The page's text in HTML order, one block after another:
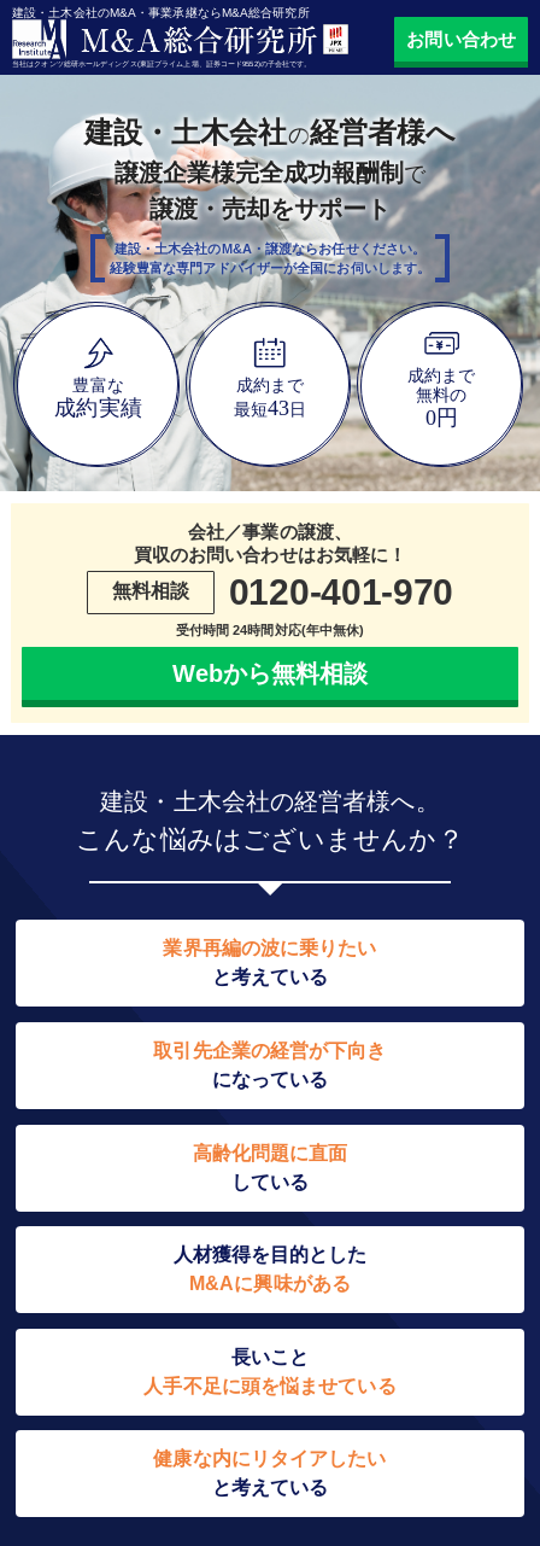
建設・土木会社のM&A・事業承継ならM&A総合研究所
当社はクオンツ総研ホールディングス(東証プライム上場、証券コード9552)の子会社です。
お問い合わせ
建設・土木会社の経営者様へ
譲渡企業様完全成功報酬制 で
譲渡・売却をサポート
建設・土木会社のM&A・譲渡ならお任せください。
経験豊富な専門アドバイザーが全国にお伺いします。
豊富な
成約実績
成約まで
最短43 日
成約まで
無料の
0円
会社／事業の譲渡、
買収のお問い合わせはお気軽に！
無料相談
0120-401-970
受付時間 24時間対応(年中無休)
Webから無料相談
建設・土木会社の経営者様へ。
こんな悩みはございませんか？
業界再編の波に乗りたい
と考えている
取引先企業の経営が下向き
になっている
高齢化問題に直面
している
人材獲得を目的とした
M&Aに興味がある
長いこと
人手不足に頭を悩ませている
健康な内にリタイアしたい
と考えている